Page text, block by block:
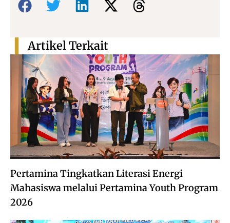
Pertamina Tingkatkan Literasi Energi
Mahasiswa melalui Pertamina Youth Program
2026
Artikel Terkait